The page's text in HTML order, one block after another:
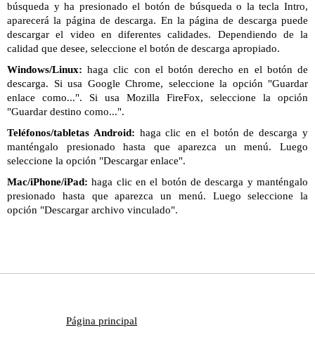
búsqueda y ha presionado el botón de búsqueda o la tecla Intro,
aparecerá la página de descarga. En la página de descarga puede
descargar el video en diferentes calidades. Dependiendo de la
calidad que desee, seleccione el botón de descarga apropiado.
Windows/Linux: haga clic con el botón derecho en el botón de
descarga. Si usa Google Chrome, seleccione la opción "Guardar
enlace como...". Si usa Mozilla FireFox, seleccione la opción
"Guardar destino como...".
Teléfonos/tabletas Android: haga clic en el botón de descarga y
manténgalo presionado hasta que aparezca un menú. Luego
seleccione la opción "Descargar enlace".
Mac/iPhone/iPad: haga clic en el botón de descarga y manténgalo
presionado hasta que aparezca un menú. Luego seleccione la
opción "Descargar archivo vinculado".
Página principal